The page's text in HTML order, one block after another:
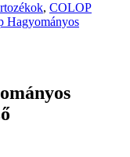
, COLOP
Hagyományos